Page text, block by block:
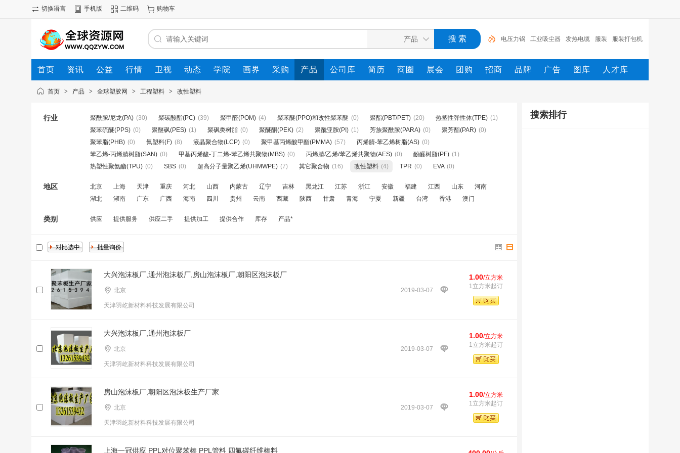
切换语言 手机版 二维码 购物车
电压力锅 工业吸尘器 发热电缆 服装 服装打包机
服务/ 工具 家用电器 电焊机 服务
首页 资讯 公益 行情 卫视 动态 学院 画界 采购 产品 公司库 简历 商圈 展会 团购 招商 品牌 广告 图库 人才库
首页 > 产品 > 全球塑胶网 > 工程塑料 > 改性塑料
行业 聚酰胺/尼龙(PA) (30) 聚碳酸酯(PC) (39) 聚甲醛(POM) (4) 聚苯醚(PPO)和改性聚苯醚 (0) 聚酯(PBT/PET) (20) 热塑性弹性体(TPE) (1)
聚苯硫醚(PPS) (0) 聚醚砜(PES) (1) 聚砜类树脂 (0) 聚醚酮(PEK) (2) 聚酰亚胺(PI) (1) 芳族聚酰胺(PARA) (0) 聚芳酯(PAR) (0)
聚苯脂(PHB) (0) 氟塑料(F) (8) 液晶聚合物(LCP) (0) 聚甲基丙烯酸甲酯(PMMA) (57) 丙烯腈-苯乙烯树脂(AS) (0)
苯乙烯-丙烯腈树脂(SAN) (0) 甲基丙烯酸-丁二烯-苯乙烯共聚物(MBS) (0) 丙烯腈/乙烯/苯乙烯共聚物(AES) (0) 酚醛树脂(PF) (1)
热塑性聚氨酯(TPU) (0) SBS (0) 超高分子量聚乙烯(UHMWPE) (7) 其它聚合物 (16) 改性塑料 (4) TPR (0) EVA (0)
地区 北京 上海 天津 重庆 河北 山西 内蒙古 辽宁 吉林 黑龙江 江苏 浙江 安徽 福建 江西 山东
河南
湖北
湖南 广东 广西 海南 四川 贵州 云南 西藏 陕西 甘肃 青海 宁夏 新疆 台湾 香港 澳门
类别 供应 提供服务 供应二手 提供加工 提供合作 库存 产品*
大兴泡沫板厂,通州泡沫板厂,房山泡沫板厂,朝阳区泡沫板厂
2019-03-07
北京
天津羽屹新材料科技发展有限公司
1.00/立方米
1立方米起订
大兴泡沫板厂,通州泡沫板厂
2019-03-07
北京
天津羽屹新材料科技发展有限公司
1.00/立方米
1立方米起订
房山泡沫板厂,朝阳区泡沫板生产厂家
2019-03-07
北京
天津羽屹新材料科技发展有限公司
1.00/立方米
1立方米起订
上海一冠供应 PPL对位聚苯棒 PPL管料 四氟碳纤维棒料
搜索排行